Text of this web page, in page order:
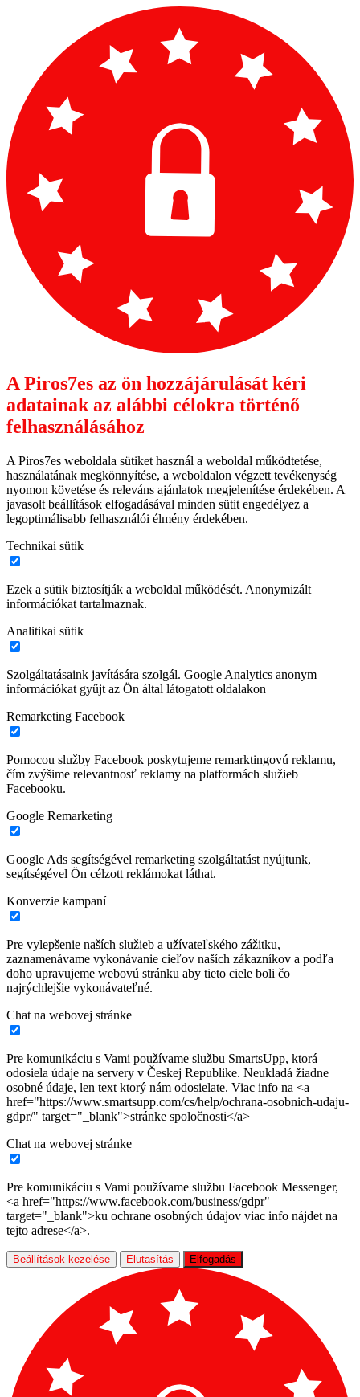
A Piros7es az ön hozzájárulását kéri
adatainak az alábbi célokra történő
felhasználásához
A Piros7es weboldala sütiket használ a weboldal működtetése,
használatának megkönnyítése, a weboldalon végzett tevékenység
nyomon követése és releváns ajánlatok megjelenítése érdekében. A
javasolt beállítások elfogadásával minden sütit engedélyez a
legoptimálisabb felhasználói élmény érdekében.
Technikai sütik
Ezek a sütik biztosítják a weboldal működését. Anonymizált
információkat tartalmaznak.
Analitikai sütik
Szolgáltatásaink javítására szolgál. Google Analytics anonym
információkat gyűjt az Ön által látogatott oldalakon
Remarketing Facebook
Pomocou služby Facebook poskytujeme remarktingovú reklamu,
čím zvýšime relevantnosť reklamy na platformách služieb
Facebooku.
Google Remarketing
Google Ads segítségével remarketing szolgáltatást nyújtunk,
segítségével Ön célzott reklámokat láthat.
Konverzie kampaní
Pre vylepšenie naších služieb a užívateľského zážitku,
zaznamenávame vykonávanie cieľov naších zákazníkov a podľa
doho upravujeme webovú stránku aby tieto ciele boli čo
najrýchlejšie vykonávateľné.
Chat na webovej stránke
Pre komunikáciu s Vami používame službu SmartsUpp, ktorá
odosiela údaje na servery v Českej Republike. Neukladá žiadne
osobné údaje, len text ktorý nám odosielate. Viac info na <a
href="https://www.smartsupp.com/cs/help/ochrana-osobnich-udaju-
gdpr/" target="_blank">stránke spoločnosti</a>
Chat na webovej stránke
Pre komunikáciu s Vami používame službu Facebook Messenger,
<a href="https://www.facebook.com/business/gdpr"
target="_blank">ku ochrane osobných údajov viac info nájdet na
tejto adrese</a>.
Beállítások kezelése Elutasítás Elfogadás